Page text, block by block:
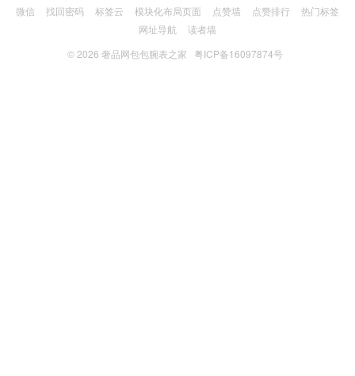
微信
找回密码 标签云 模块化布局页面 点赞墙 点赞排行
热门标签
网址导航
读者墙
© 2026 奢品网包包腕表之家 粤ICP备16097874号